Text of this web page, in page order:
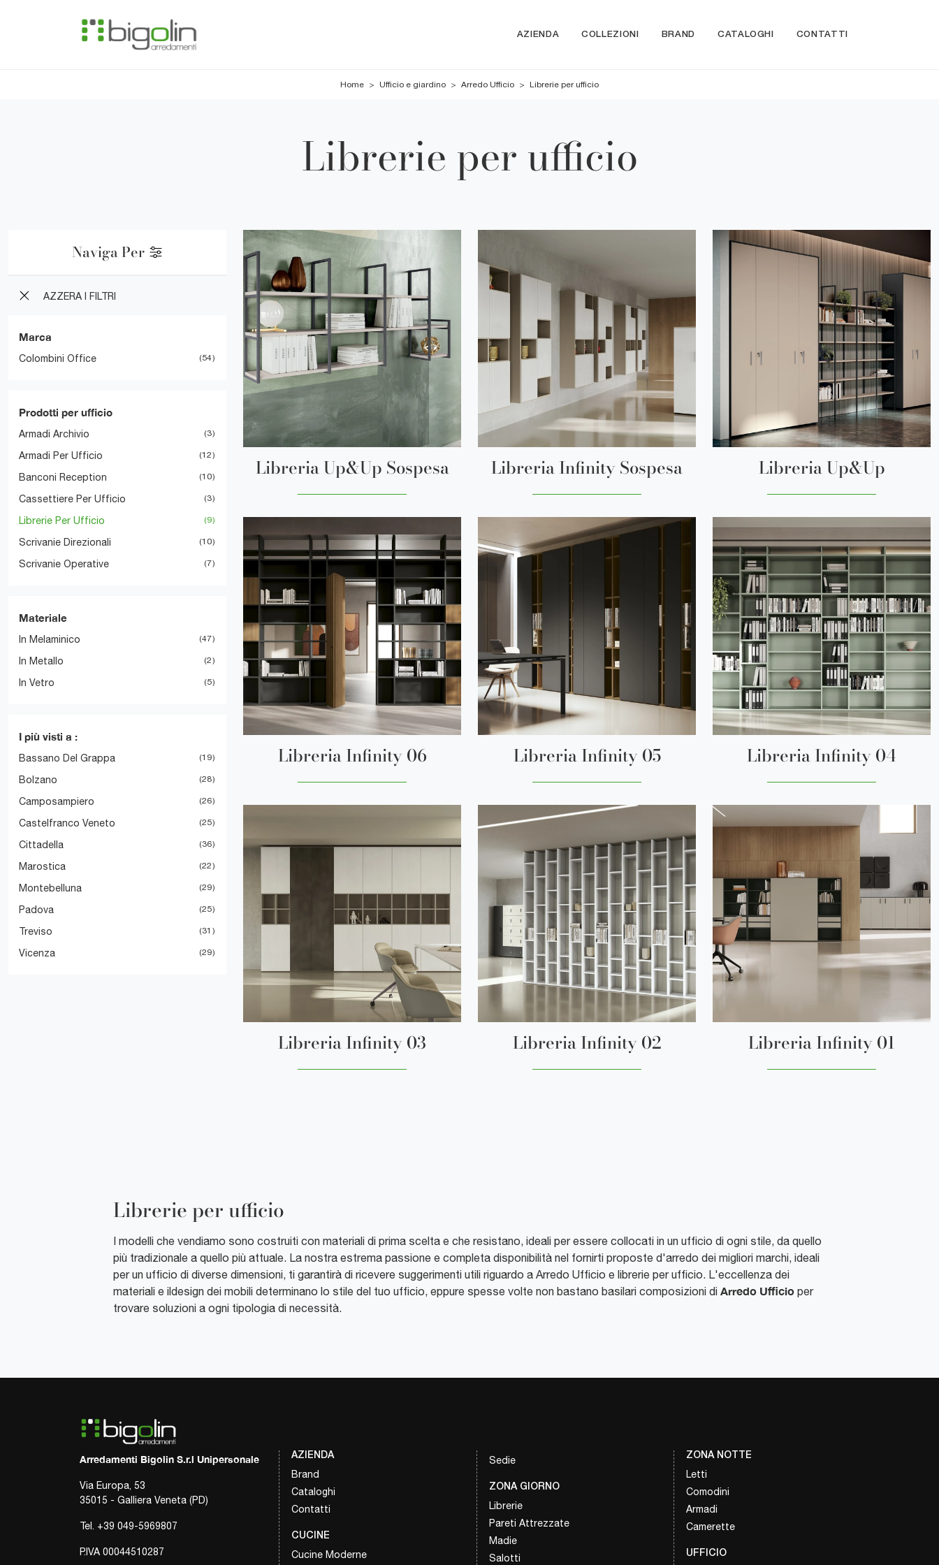
AZIENDA COLLEZIONI BRAND CATALOGHI CONTATTI
Home > Ufficio e giardino > Arredo Ufficio > Librerie per ufficio
Librerie per ufficio
Naviga Per
AZZERA I FILTRI
Marca
Colombini Office 54
Prodotti per ufficio
Armadi Archivio 3
Armadi Per Ufficio 12
Banconi Reception 10
Cassettiere Per Ufficio 3
Librerie Per Ufficio 9
Scrivanie Direzionali 10
Scrivanie Operative 7
Materiale
In Melaminico 47
In Metallo 2
In Vetro 5
I più visti a :
Bassano Del Grappa 19
Bolzano 28
Camposampiero 26
Castelfranco Veneto 25
Cittadella 36
Marostica 22
Montebelluna 29
Padova 25
Treviso 31
Vicenza 29
Libreria Up&Up Sospesa Libreria Infinity Sospesa Libreria Up&Up
Libreria Infinity 06 Libreria Infinity 05 Libreria Infinity 04
Libreria Infinity 03 Libreria Infinity 02 Libreria Infinity 01
Librerie per ufficio
I modelli che vendiamo sono costruiti con materiali di prima scelta e che resistano, ideali per essere collocati in un ufficio di ogni stile, da quello
più tradizionale a quello più attuale. La nostra estrema passione e completa disponibilità nel fornirti proposte d'arredo dei migliori marchi, ideali
per un ufficio di diverse dimensioni, ti garantirà di ricevere suggerimenti utili riguardo a Arredo Ufficio e librerie per ufficio. L'eccellenza dei
materiali e ildesign dei mobili determinano lo stile del tuo ufficio, eppure spesse volte non bastano basilari composizioni di Arredo Ufficio per
trovare soluzioni a ogni tipologia di necessità.
Arredamenti Bigolin S.r.l Unipersonale
Via Europa, 53
35015 - Galliera Veneta (PD)
Tel. +39 049-5969807
P.IVA 00044510287
AZIENDA
Brand
Cataloghi
Contatti
CUCINE
Cucine Moderne
Sedie
ZONA GIORNO
Librerie
Pareti Attrezzate
Madie
Salotti
ZONA NOTTE
Letti
Comodini
Armadi
Camerette
UFFICIO